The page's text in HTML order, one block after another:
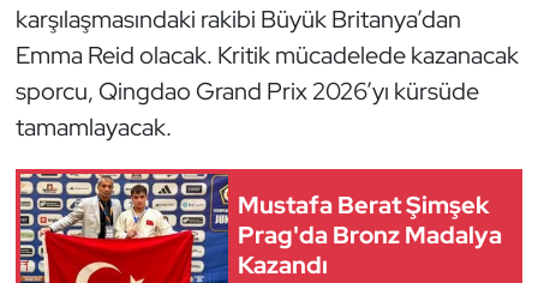
karşılaşmasındaki rakibi Büyük Britanya’dan
Emma Reid olacak. Kritik mücadelede kazanacak
sporcu, Qingdao Grand Prix 2026’yı kürsüde
tamamlayacak.
Mustafa Berat Şimşek
Prag'da Bronz Madalya
Kazandı
Hentbol
İşitme Engelli Sporcular
Judo ve Kuraş
Kano ve Rafting
Karate